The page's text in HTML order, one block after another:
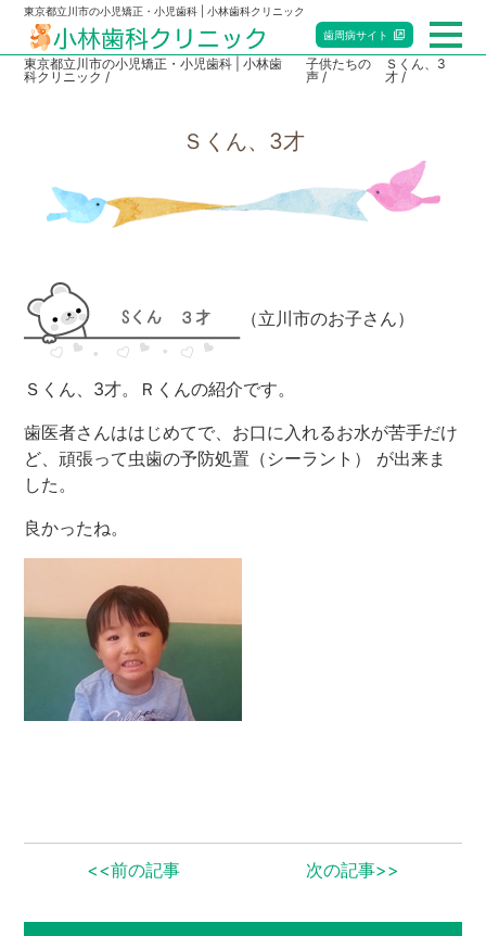
東京都立川市の小児矯正・小児歯科 | 小林歯科クリニック
歯周病サイト
赤ちゃん歯科
当院のご案内
アクセス・診療時間
東京都立川市の小児矯正・小児歯科 | 小林歯
科クリニック
子供たちの
声
Ｓくん、3
才
Ｓくん、3才
（立川市のお子さん）
Ｓくん、3才。Ｒくんの紹介です。
歯医者さんははじめてで、お口に入れるお水が苦手だけ
ど、頑張って虫歯の予防処置（シーラント） が出来ま
した。
良かったね。
<<前の記事 次の記事>>